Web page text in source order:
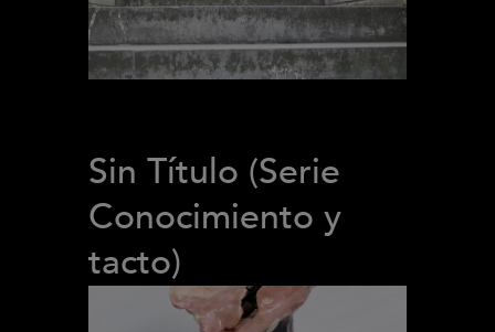
Sin Título (Serie
Conocimiento y
tacto)